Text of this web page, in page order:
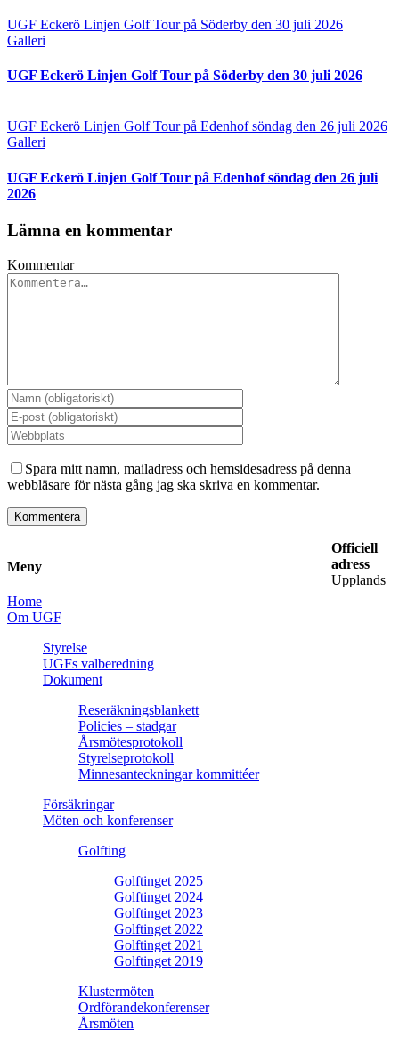
UGF Eckerö Linjen Golf Tour på Söderby den 30 juli 2026
Galleri
UGF Eckerö Linjen Golf Tour på Söderby den 30 juli 2026
UGF Eckerö Linjen Golf Tour på Edenhof söndag den 26 juli 2026
Galleri
UGF Eckerö Linjen Golf Tour på Edenhof söndag den 26 juli
2026
Lämna en kommentar
Kommentar
Spara mitt namn, mailadress och hemsidesadress på denna
webbläsare för nästa gång jag ska skriva en kommentar.
Meny
Home
Om UGF
Styrelse
UGFs valberedning
Dokument
Reseräkningsblankett
Policies – stadgar
Årsmötesprotokoll
Styrelseprotokoll
Minnesanteckningar kommittéer
Försäkringar
Möten och konferenser
Golfting
Golftinget 2025
Golftinget 2024
Golftinget 2023
Golftinget 2022
Golftinget 2021
Golftinget 2019
Klustermöten
Ordförandekonferenser
Årsmöten
Officiell
adress
Upplands